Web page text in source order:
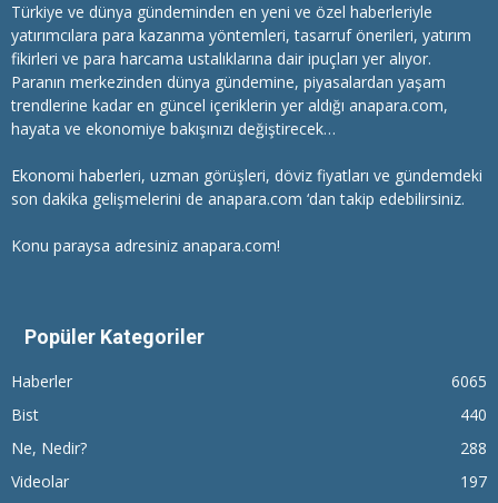
Türkiye ve dünya gündeminden en yeni ve özel haberleriyle
yatırımcılara para kazanma yöntemleri, tasarruf önerileri, yatırım
fikirleri ve para harcama ustalıklarına dair ipuçları yer alıyor.
Paranın merkezinden dünya gündemine, piyasalardan yaşam
trendlerine kadar en güncel içeriklerin yer aldığı anapara.com,
hayata ve ekonomiye bakışınızı değiştirecek…
Ekonomi haberleri, uzman görüşleri, döviz fiyatları ve gündemdeki
son dakika gelişmelerini de anapara.com ‘dan takip edebilirsiniz.
Konu paraysa adresiniz anapara.com!
Popüler Kategoriler
Haberler
6065
Bist
440
Ne, Nedir?
288
Videolar
197